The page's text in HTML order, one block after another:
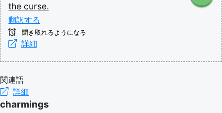
the curse.
翻訳する
聞き取れるようになる
詳細
関連語
詳細
charmings